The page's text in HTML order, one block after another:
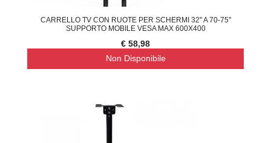
CARRELLO TV CON RUOTE PER SCHERMI 32" A 70-75''
SUPPORTO MOBILE VESA MAX 600X400
€ 58,98
Non Disponibile